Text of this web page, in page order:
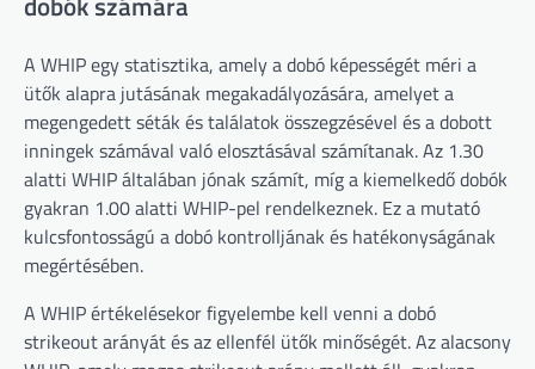
A WHIP egy statisztika, amely a dobó képességét méri a
ütők alapra jutásának megakadályozására, amelyet a
megengedett séták és találatok összegzésével és a dobott
inningek számával való elosztásával számítanak. Az 1.30
alatti WHIP általában jónak számít, míg a kiemelkedő dobók
gyakran 1.00 alatti WHIP-pel rendelkeznek. Ez a mutató
kulcsfontosságú a dobó kontrolljának és hatékonyságának
megértésében.
A WHIP értékelésekor figyelembe kell venni a dobó
strikeout arányát és az ellenfél ütők minőségét. Az alacsony